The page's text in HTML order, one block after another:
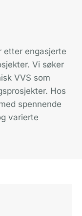
etter engasjerte
Vi søker
VVS som
Hos
spennende
varierte